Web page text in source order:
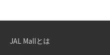
JAL Mallとは